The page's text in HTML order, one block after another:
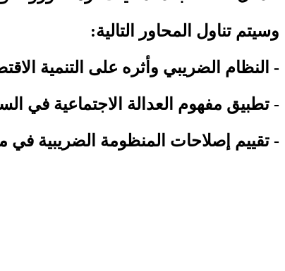
وسيتم تناول المحاور التالية:
- النظام الضريبي وأثره على التنمية
- تطبيق مفهوم العدالة الاجتماعية في
- تقييم إصلاحات المنظومة الضريبية في